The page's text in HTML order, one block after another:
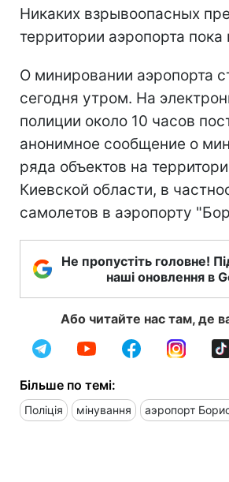
Никаких взрывоопасных
территории аэропорта
О минировании аэропорта
сегодня утром. На
полиции около 10 часов
анонимное сообщение о
ряда объектов на
Киевской области, в
самолетов в аэропорту
Не пропустіть головне!
наші оновлення в
Або читайте нас там, де
Більше по темі:
Поліція мінування аэропорт